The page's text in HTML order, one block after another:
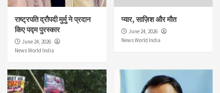
राष्ट्रपति द्रौपदी मुर्मु ने प्रदान
किए पद्म पुरस्कार
June 24, 2026
News World India
प्यार, साज़िश और मौत
June 24, 2026
News World India